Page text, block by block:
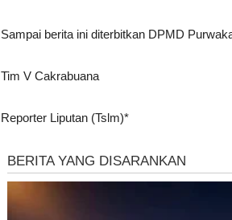
Sampai berita ini diterbitkan DPMD
Tim V Cakrabuana
Reporter Liputan (Tslm)*